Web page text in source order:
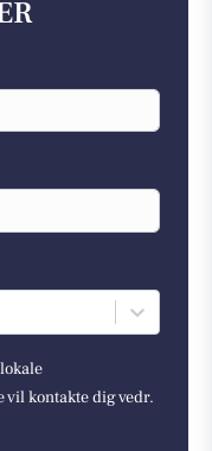
kontakte dig vedr.